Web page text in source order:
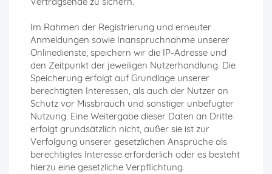
Im Rahmen der Registrierung und erneuter
Anmeldungen sowie Inanspruchnahme unserer
Onlinedienste, speichern wir die IP-Adresse und
den Zeitpunkt der jeweiligen Nutzerhandlung. Die
Speicherung erfolgt auf Grundlage unserer
berechtigten Interessen, als auch der Nutzer an
Schutz vor Missbrauch und sonstiger unbefugter
Nutzung. Eine Weitergabe dieser Daten an Dritte
erfolgt grundsätzlich nicht, außer sie ist zur
Verfolgung unserer gesetzlichen Ansprüche als
berechtigtes Interesse erforderlich oder es besteht
hierzu eine gesetzliche Verpflichtung.